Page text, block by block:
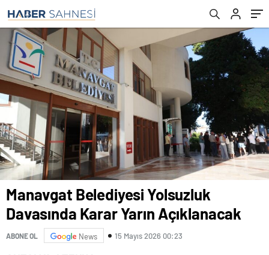
Manavgat Belediyesi Yolsuzluk
Davasında Karar Yarın Açıklanacak
ABONE OL News 15 Mayıs 2026 00:23